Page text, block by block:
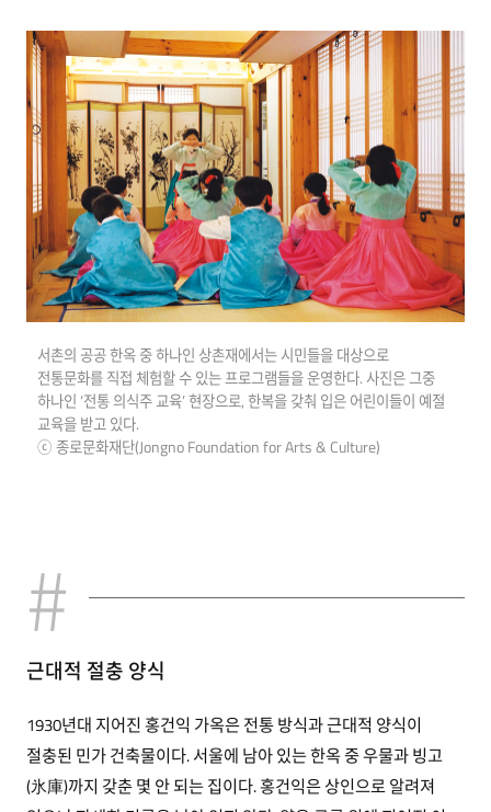
서촌의 공공 한옥 중 하나인 상촌재에서는 시민들을 대상으로
전통문화를 직접 체험할 수 있는 프로그램들을 운영한다. 사진은 그중
하나인 ‘전통 의식주 교육’ 현장으로, 한복을 갖춰 입은 어린이들이 예절
교육을 받고 있다.
ⓒ 종로문화재단(Jongno Foundation for Arts & Culture)
근대적 절충 양식
1930년대 지어진 홍건익 가옥은 전통 방식과 근대적 양식이
절충된 민가 건축물이다. 서울에 남아 있는 한옥 중 우물과 빙고
(氷庫)까지 갖춘 몇 안 되는 집이다. 홍건익은 상인으로 알려져